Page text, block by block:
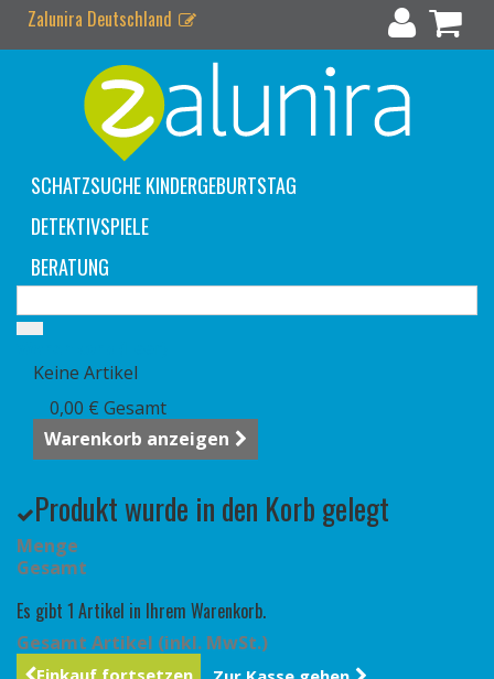
Zalunira Deutschland
SCHATZSUCHE KINDERGEBURTSTAG
DETEKTIVSPIELE
BERATUNG
Keine Artikel
0,00 € Gesamt
Warenkorb anzeigen
Produkt wurde in den Korb gelegt
Menge
Gesamt
Es gibt 1 Artikel in Ihrem Warenkorb.
Gesamt Artikel (inkl. MwSt.)
Einkauf fortsetzen